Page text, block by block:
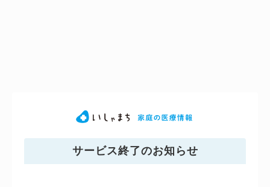
サービス終了のお知らせ